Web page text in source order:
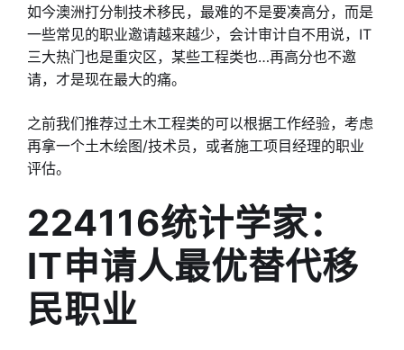
如今澳洲打分制技术移民，最难的不是要凑高分，而是
一些常见的职业邀请越来越少，会计审计自不用说，IT
三大热门也是重灾区，某些工程类也…再高分也不邀
请，才是现在最大的痛。
之前我们推荐过土木工程类的可以根据工作经验，考虑
再拿一个土木绘图/技术员，或者施工项目经理的职业
评估。
224116统计学家：
IT申请人最优替代移
民职业